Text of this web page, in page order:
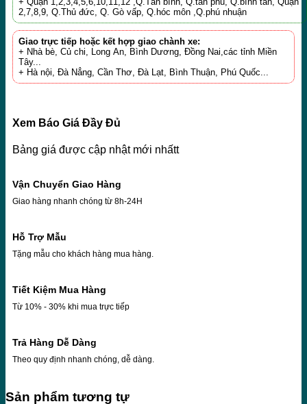
2,7,8,9, Q.Thủ đức, Q. Gò vấp, Q.hóc môn ,Q.phú nhuận
Giao trực tiếp hoặc kết hợp giao chành xe:
+ Nhà bè, Củ chi, Long An, Bình Dương, Đồng Nai,các tỉnh Miền
Tây...
+ Hà nội, Đà Nẳng, Cần Thơ, Đà Lạt, Bình Thuận, Phú Quốc...
Xem Báo Giá Đầy Đủ
Bảng giá được cập nhật mới nhấtt
Vận Chuyển Giao Hàng
Giao hàng nhanh chóng từ 8h-24H
Hỗ Trợ Mẫu
Tặng mẫu cho khách hàng mua hàng.
Tiết Kiệm Mua Hàng
Từ 10% - 30% khi mua trực tiếp
Trả Hàng Dễ Dàng
Theo quy định nhanh chóng, dễ dàng.
Sản phẩm tương tự